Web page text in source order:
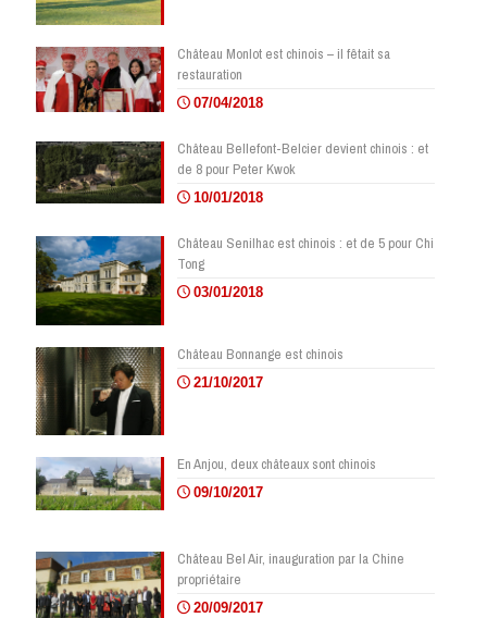
Château Monlot est chinois – il fêtait sa
restauration
07/04/2018
Château Bellefont-Belcier devient chinois : et
de 8 pour Peter Kwok
10/01/2018
Château Senilhac est chinois : et de 5 pour Chi
Tong
03/01/2018
Château Bonnange est chinois
21/10/2017
En Anjou, deux châteaux sont chinois
09/10/2017
Château Bel Air, inauguration par la Chine
propriétaire
20/09/2017